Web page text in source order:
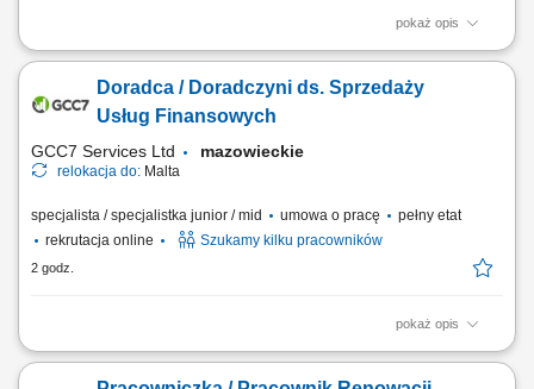
pokaż opis
Zakres obowiązków: Telefoniczny kontakt z klientami zainteresowanymi
edukacji finansowej. Budowanie długofalowych relacji z klientami oraz
pozyskiwanie nowych odbiorców dla partnerów biznesowych.
Doradca / Doradczyni ds. Sprzedaży
Usług Finansowych
GCC7 Services Ltd mazowieckie
relokacja do: Malta
specjalista / specjalistka junior / mid umowa o pracę
pełny etat
rekrutacja online
Szukamy kilku pracowników
2 godz.
pokaż opis
Zakres obowiązków: Prowadzenie telefonicznych rozmów z klientami